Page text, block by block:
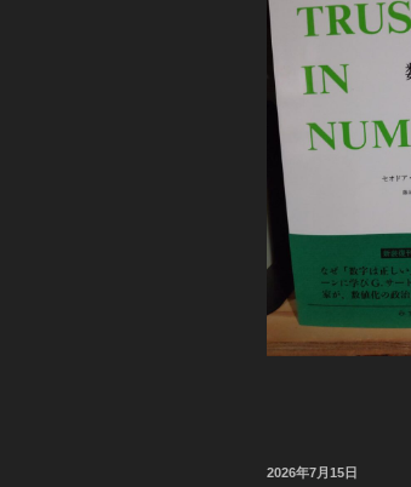
投
2026年7月15日